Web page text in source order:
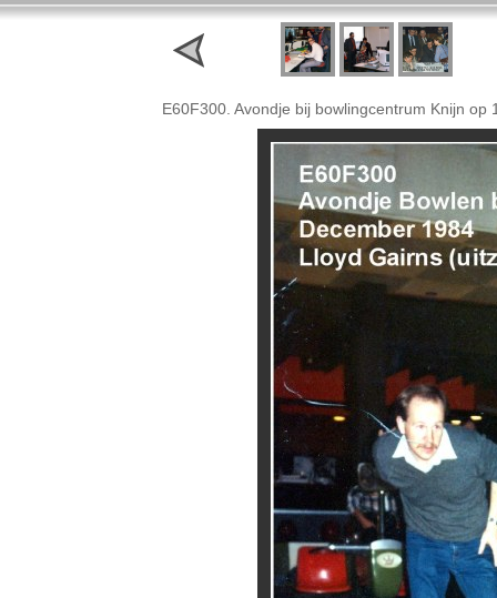
E60F300. Avondje bij bowlingcentrum Knijn